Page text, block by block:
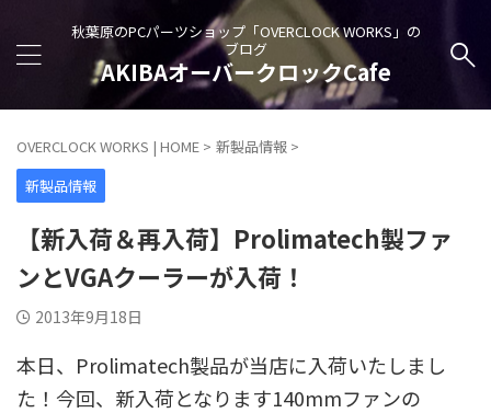
秋葉原のPCパーツショップ「OVERCLOCK WORKS」の
ブログ
AKIBAオーバークロックCafe
OVERCLOCK WORKS | HOME > 新製品情報 >
新製品情報
【新入荷＆再入荷】Prolimatech製ファ
ンとVGAクーラーが入荷！
2013年9月18日
本日、Prolimatech製品が当店に入荷いたしまし
た！今回、新入荷となります140mmファンの